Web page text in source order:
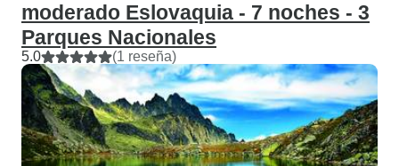
moderado Eslovaquia - 7 noches - 3
Parques Nacionales
5.0 (1 reseña)